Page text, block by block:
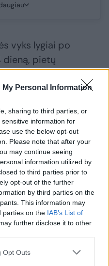
My Personal Information
sharing to third parties, or
information for
use the below opt-out
Please note that after your
may continue seeing
information utilized by
to third parties prior to
opt-out of the further
by third parties on the
This information may
parties on the IAB’s List of
further disclose it to other
Opt Outs
vyks lygiai po
dieną, pietų
Kerdžalų mieste,
nei 40 tūkst. žmonių.
1,075 mln.
į ketvirtąjį
padidėtų dar 375
atrankos
grupių lauktų
arba Haifos